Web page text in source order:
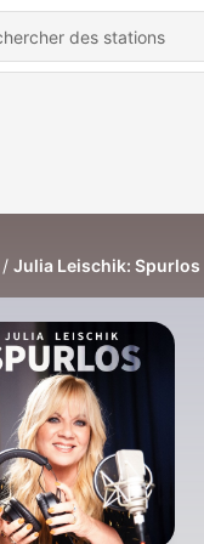
Julia Leischik: Spurlos